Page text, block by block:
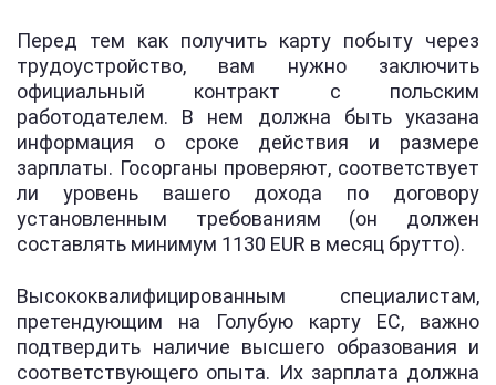
Перед тем как получить карту побыту через
трудоустройство, вам нужно заключить
официальный контракт с польским
работодателем. В нем должна быть указана
информация о сроке действия и размере
зарплаты. Госорганы проверяют, соответствует
ли уровень вашего дохода по договору
установленным требованиям (он должен
составлять минимум 1130 EUR в месяц брутто).
Высококвалифицированным специалистам,
претендующим на Голубую карту ЕС, важно
подтвердить наличие высшего образования и
соответствующего опыта. Их зарплата должна